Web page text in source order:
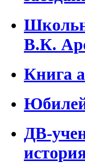
В.К.
Книга
ДВ-